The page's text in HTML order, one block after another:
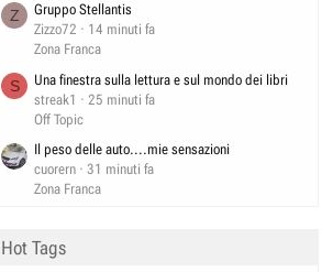
Z
Gruppo Stellantis
Zizzo72
14 minuti fa
Zona Franca
S
Una finestra sulla lettura e sul mondo dei libri
streak1
25 minuti fa
Off Topic
Il peso delle auto....mie sensazioni
cuorern
31 minuti fa
Zona Franca
Hot Tags